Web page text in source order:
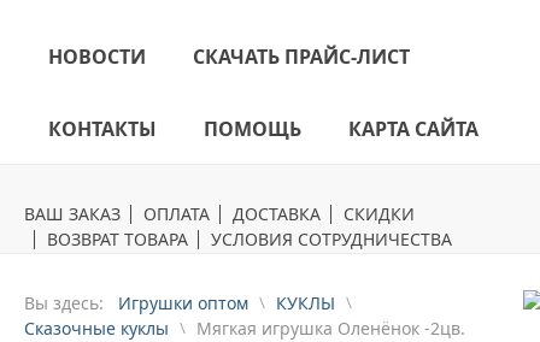
НОВОСТИ СКАЧАТЬ ПРАЙС-ЛИСТ
КОНТАКТЫ ПОМОЩЬ КАРТА САЙТА
ВАШ ЗАКАЗ ОПЛАТА ДОСТАВКА
СКИДКИ
ВОЗВРАТ ТОВАРА
УСЛОВИЯ СОТРУДНИЧЕСТВА
Вы здесь: Игрушки оптом
КУКЛЫ
Сказочные куклы
Мягкая игрушка Оленёнок -2цв.